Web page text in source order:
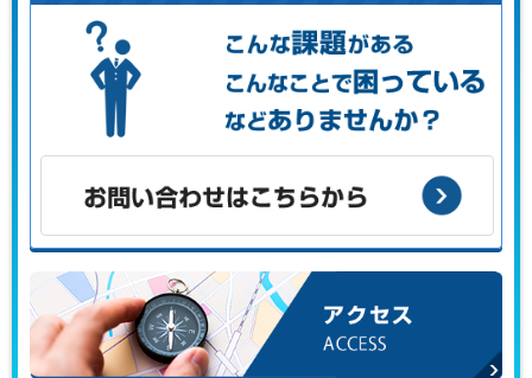
こんな課題がある、こんなことで困っている、などありませ
お問い合わせはこちらから